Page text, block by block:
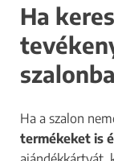
Ha
Ha a szalon
termékeket is